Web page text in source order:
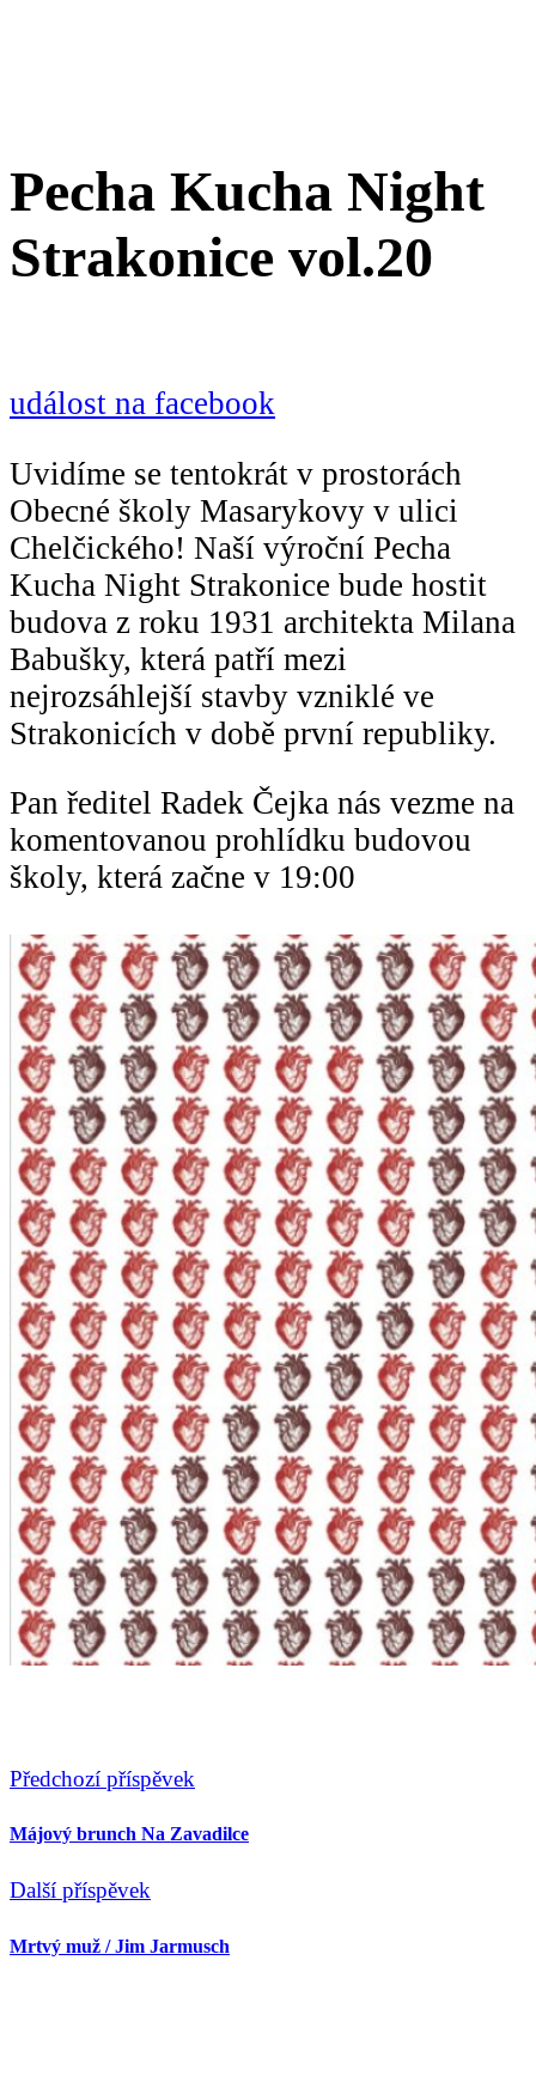
Pecha Kucha Night
Strakonice vol.20
událost na facebook
Uvidíme se tentokrát v prostorách
Obecné školy Masarykovy v ulici
Chelčického! Naší výroční Pecha
Kucha Night Strakonice bude hostit
budova z roku 1931 architekta Milana
Babušky, která patří mezi
nejrozsáhlejší stavby vzniklé ve
Strakonicích v době první republiky.
Pan ředitel Radek Čejka nás vezme na
komentovanou prohlídku budovou
školy, která začne v 19:00
Předchozí příspěvek
Májový brunch Na Zavadilce
Další příspěvek
Mrtvý muž / Jim Jarmusch